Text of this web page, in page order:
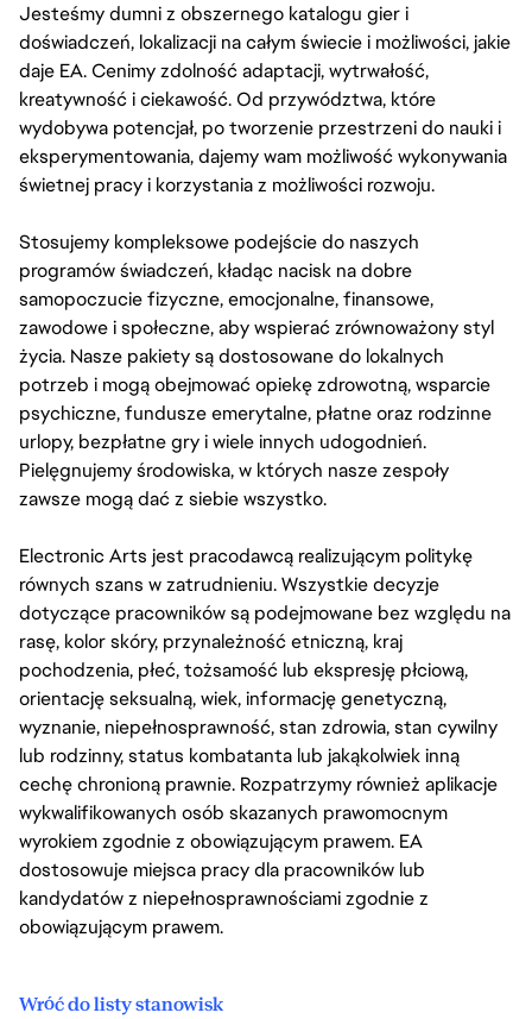
Jesteśmy dumni z obszernego katalogu gier i
doświadczeń, lokalizacji na całym świecie i możliwości, jakie
daje EA. Cenimy zdolność adaptacji, wytrwałość,
kreatywność i ciekawość. Od przywództwa, które
wydobywa potencjał, po tworzenie przestrzeni do nauki i
eksperymentowania, dajemy wam możliwość wykonywania
świetnej pracy i korzystania z możliwości rozwoju.
Stosujemy kompleksowe podejście do naszych
programów świadczeń, kładąc nacisk na dobre
samopoczucie fizyczne, emocjonalne, finansowe,
zawodowe i społeczne, aby wspierać zrównoważony styl
życia. Nasze pakiety są dostosowane do lokalnych
potrzeb i mogą obejmować opiekę zdrowotną, wsparcie
psychiczne, fundusze emerytalne, płatne oraz rodzinne
urlopy, bezpłatne gry i wiele innych udogodnień.
Pielęgnujemy środowiska, w których nasze zespoły
zawsze mogą dać z siebie wszystko.
Electronic Arts jest pracodawcą realizującym politykę
równych szans w zatrudnieniu. Wszystkie decyzje
dotyczące pracowników są podejmowane bez względu na
rasę, kolor skóry, przynależność etniczną, kraj
pochodzenia, płeć, tożsamość lub ekspresję płciową,
orientację seksualną, wiek, informację genetyczną,
wyznanie, niepełnosprawność, stan zdrowia, stan cywilny
lub rodzinny, status kombatanta lub jakąkolwiek inną
cechę chronioną prawnie. Rozpatrzymy również aplikacje
wykwalifikowanych osób skazanych prawomocnym
wyrokiem zgodnie z obowiązującym prawem. EA
dostosowuje miejsca pracy dla pracowników lub
kandydatów z niepełnosprawnościami zgodnie z
obowiązującym prawem.
Wróć do listy stanowisk